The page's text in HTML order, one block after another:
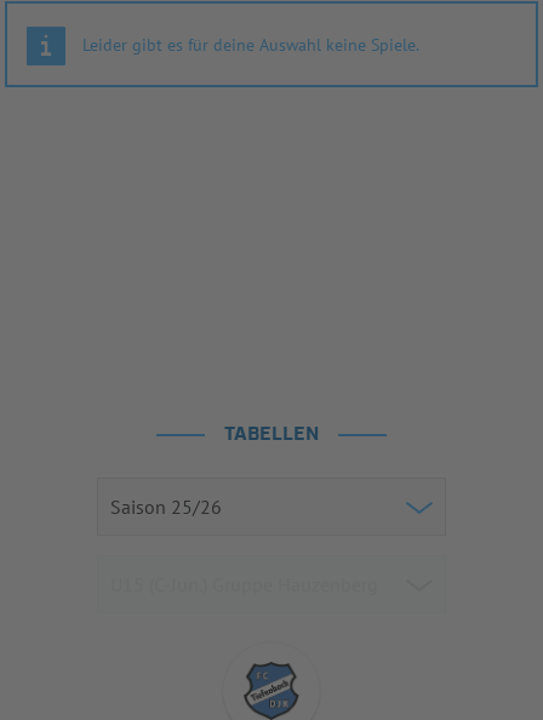
Leider gibt es für deine Auswahl keine Spiele.
TABELLEN